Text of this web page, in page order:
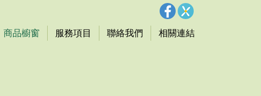
商品櫥窗 服務項目 聯絡我們 相關連結